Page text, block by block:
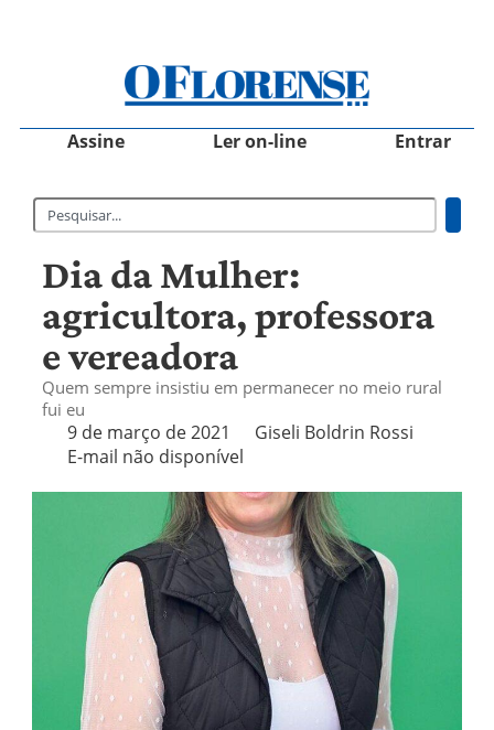
Assine Ler on-line Entrar
Dia da Mulher:
agricultora, professora
e vereadora
Quem sempre insistiu em permanecer no meio rural
fui eu
9 de março de 2021
Giseli Boldrin Rossi
E-mail não disponível